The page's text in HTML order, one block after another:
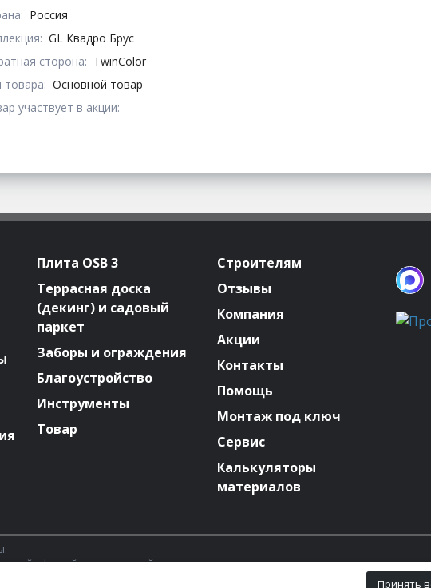
Россия
GL Квадро Брус
сторона: TwinColor
товара: Основной товар
участвует в акции:
Плита OSB 3
Террасная доска
(декинг) и садовый
паркет
Заборы и ограждения
Благоустройство
Инструменты
Товар
Строителям
Отзывы
Компания
Акции
Контакты
Помощь
Монтаж под ключ
Сервис
Калькуляторы
материалов
офертой, определяемой положениями
Принять